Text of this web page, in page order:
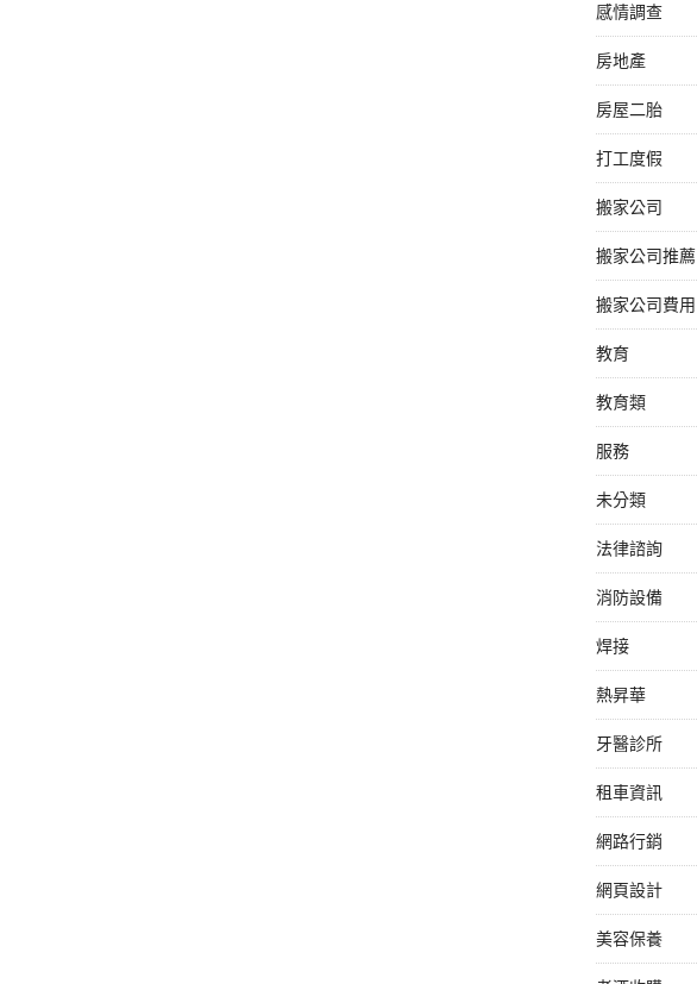
感情調查
房地產
房屋二胎
打工度假
搬家公司
搬家公司推薦
搬家公司費用
教育
教育類
服務
未分類
法律諮詢
消防設備
焊接
熱昇華
牙醫診所
租車資訊
網路行銷
網頁設計
美容保養